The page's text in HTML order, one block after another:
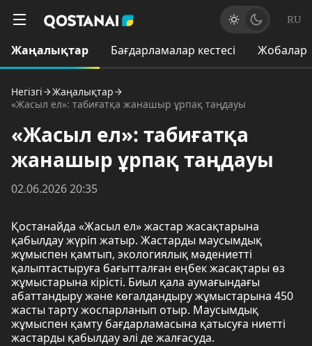
RU
Жаңалықтар Бағдарламалар кестесі Жобалар
Негізгі
Жаңалықтар
«Жасыл ел»: табиғатқа жанашыр ұрпақ таңдауы
«Жасыл ел»: табиғатқа
жанашыр ұрпақ таңдауы
02.06.2026 20:35
Қостанайда «Жасыл ел» жастар жасақтарына
қабылдау жүріп жатыр. Жастарды маусымдық
жұмыспен қамтып, экологиялық мәдениетті
қалыптастыруға бағытталған еңбек жасақтары өз
жұмыстарына кірісті. Биыл қала аумағындағы
абаттандыру және көгалдандыру жұмыстарына 450
жасты тарту жоспарланып отыр. Маусымдық
жұмыспен қамту бағдарламасына қатысуға ниетті
жастарды қабылдау әлі де жалғасуда.